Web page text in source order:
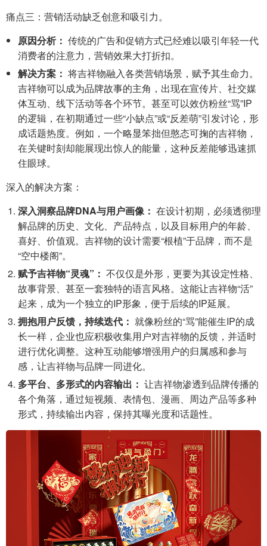
痛点三：营销活动缺乏创意和吸引力。
原因分析： 传统的广告和促销方式已经难以吸引年轻一代
消费者的注意力，营销效果大打折扣。
解决方案： 将吉祥物融入各类营销场景，赋予其生命力。
吉祥物可以成为品牌故事的主角，出现在宣传片、社交媒
体互动、线下活动等各个环节。甚至可以效仿粉丝“骂”IP
的逻辑，在初期通过一些“小缺点”或“反差萌”引发讨论，形
成话题热度。例如，一个略显笨拙但憨态可掬的吉祥物，
在关键时刻却能展现出惊人的能量，这种反差能够迅速抓
住眼球。
深入的解决方案：
深入洞察品牌DNA与用户画像： 在设计初期，必须透彻理
解品牌的历史、文化、产品特点，以及目标用户的年龄、
喜好、价值观。吉祥物的设计需要“根植”于品牌，而不是
“空中楼阁”。
赋予吉祥物“灵魂”： 不仅仅是外形，更要为其设定性格、
故事背景、甚至一套独特的语言风格。这能让吉祥物“活”
起来，成为一个独立的IP形象，便于后续的IP延展。
拥抱用户反馈，持续迭代： 就像粉丝的“骂”能催生IP的成
长一样，企业也应积极收集用户对吉祥物的反馈，并适时
进行优化调整。这种互动能够增强用户的归属感和参与
感，让吉祥物与品牌一同进化。
多平台、多形式的内容输出： 让吉祥物渗透到品牌传播的
各个角落，通过短视频、表情包、漫画、周边产品等多种
形式，持续输出内容，保持其曝光度和话题性。